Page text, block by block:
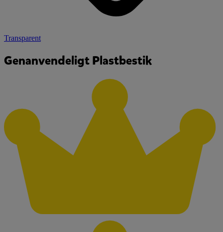
Transparent
Genanvendeligt Plastbestik